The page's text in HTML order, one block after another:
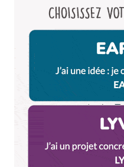
Ephémère, on vous
du monde, pop et
Retrouvez-nous sur
https://
ans avec les copains
Ade